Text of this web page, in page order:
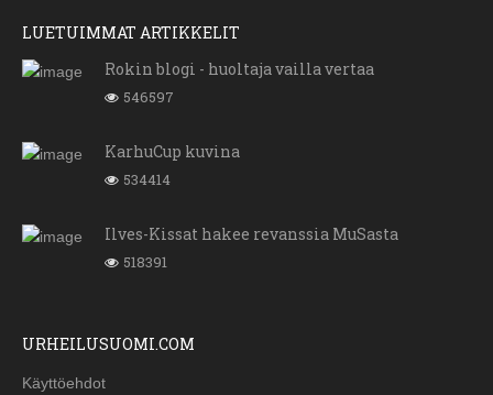
LUETUIMMAT ARTIKKELIT
Rokin blogi - huoltaja vailla vertaa
546597
KarhuCup kuvina
534414
Ilves-Kissat hakee revanssia MuSasta
518391
URHEILUSUOMI.COM
Käyttöehdot